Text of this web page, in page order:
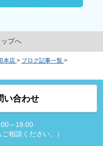
プへ
本店 > ブログ記事一覧 >
い合わせ
～18:00
相談ください。）